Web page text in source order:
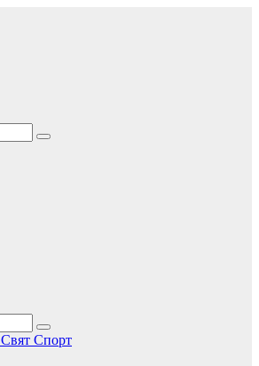
Свят Спорт